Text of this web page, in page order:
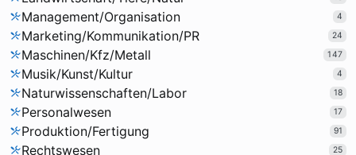
Management/Organisation 4
Marketing/Kommunikation/PR 24
Maschinen/Kfz/Metall 147
Musik/Kunst/Kultur 4
Naturwissenschaften/Labor 18
Personalwesen 17
Produktion/Fertigung 91
Rechtswesen 25